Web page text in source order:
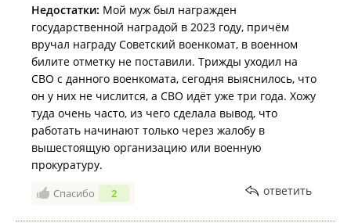
Недостатки: Мой муж был награжден
государственной наградой в 2023 году, причём
вручал награду Советский военкомат, в военном
билите отметку не поставили. Трижды уходил на
СВО с данного военкомата, сегодня выяснилось, что
он у них не числится, а СВО идёт уже три года. Хожу
туда очень часто, из чего сделала вывод, что
работать начинают только через жалобу в
вышестоящую организацию или военную
прокуратуру.
Спасибо 2 ответить